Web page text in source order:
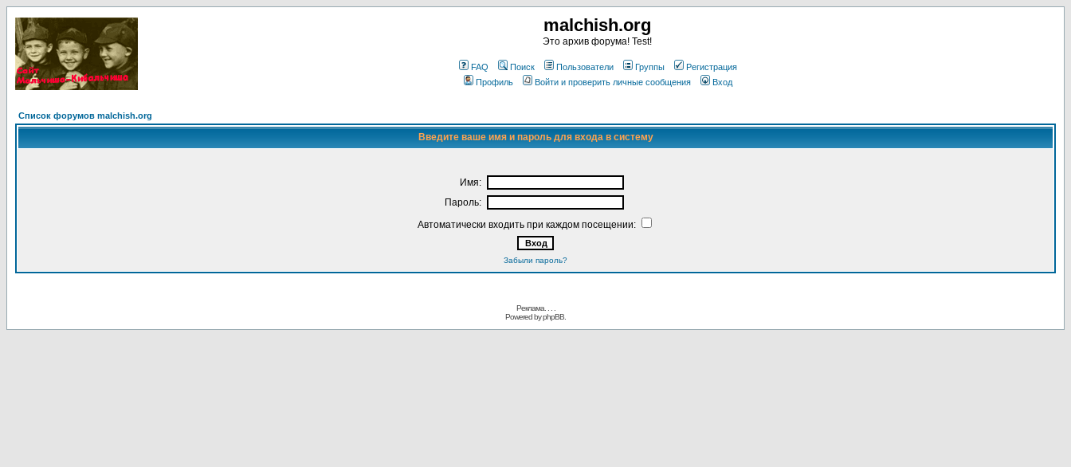
malchish.org
Это архив форума! Test!
FAQ Поиск Пользователи Группы
Регистрация
Профиль
Войти и проверить личные сообщения Вход
Список форумов malchish.org
Введите ваше имя и пароль для входа в систему
Имя:
Пароль:
Автоматически входить при каждом посещении:
Забыли пароль?
Реклама. . .
Powered byphpBB.